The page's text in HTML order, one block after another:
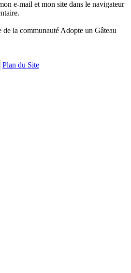
e-mail et mon site dans le navigateur
la communauté Adopte un Gâteau
Plan du Site